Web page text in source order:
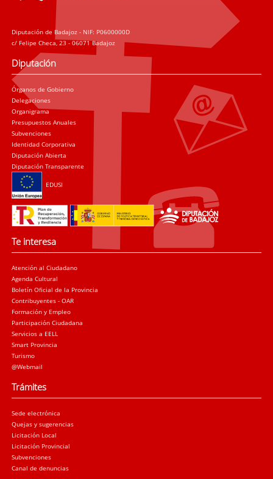
Diputación de Badajoz - NIF: P0600000D
c/ Felipe Checa, 23 - 06071 Badajoz
Diputación
Órganos de Gobierno
Delegaciones
Organigrama
Presupuestos Anuales
Subvenciones
Identidad Corporativa
Diputación Abierta
Diputación Transparente
EDUSI
Te interesa
Atención al Ciudadano
Agenda Cultural
Boletín Oficial de la Provincia
Contribuyentes - OAR
Formación y Empleo
Participación Ciudadana
Servicios a EELL
Smart Provincia
Turismo
@Webmail
Trámites
Sede electrónica
Quejas y sugerencias
Licitación Local
Licitación Provincial
Subvenciones
Canal de denuncias